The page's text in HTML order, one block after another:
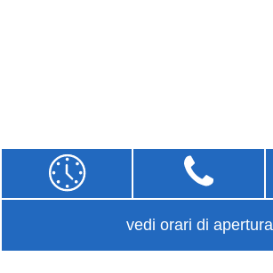
vedi orari di apertura